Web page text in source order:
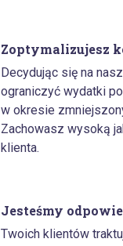
Zoptymalizujesz
Decydując się na
ograniczyć wydatki
w okresie
Zachowasz wysoką
klienta.
Jesteśmy
Twoich klientów